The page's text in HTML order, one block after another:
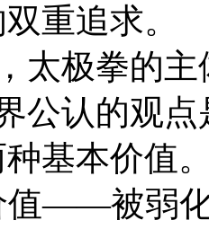
重追求。
极拳的主
认的观点
基本价值
值——被弱